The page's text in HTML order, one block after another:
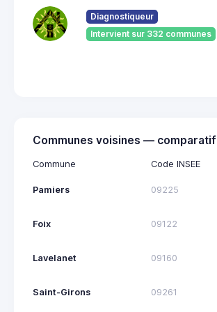
Diagnostiqueur
Intervient sur 332 communes
Communes voisines — comparatif
Commune Code INSEE
Pamiers 09225
Foix 09122
Lavelanet 09160
Saint-Girons 09261